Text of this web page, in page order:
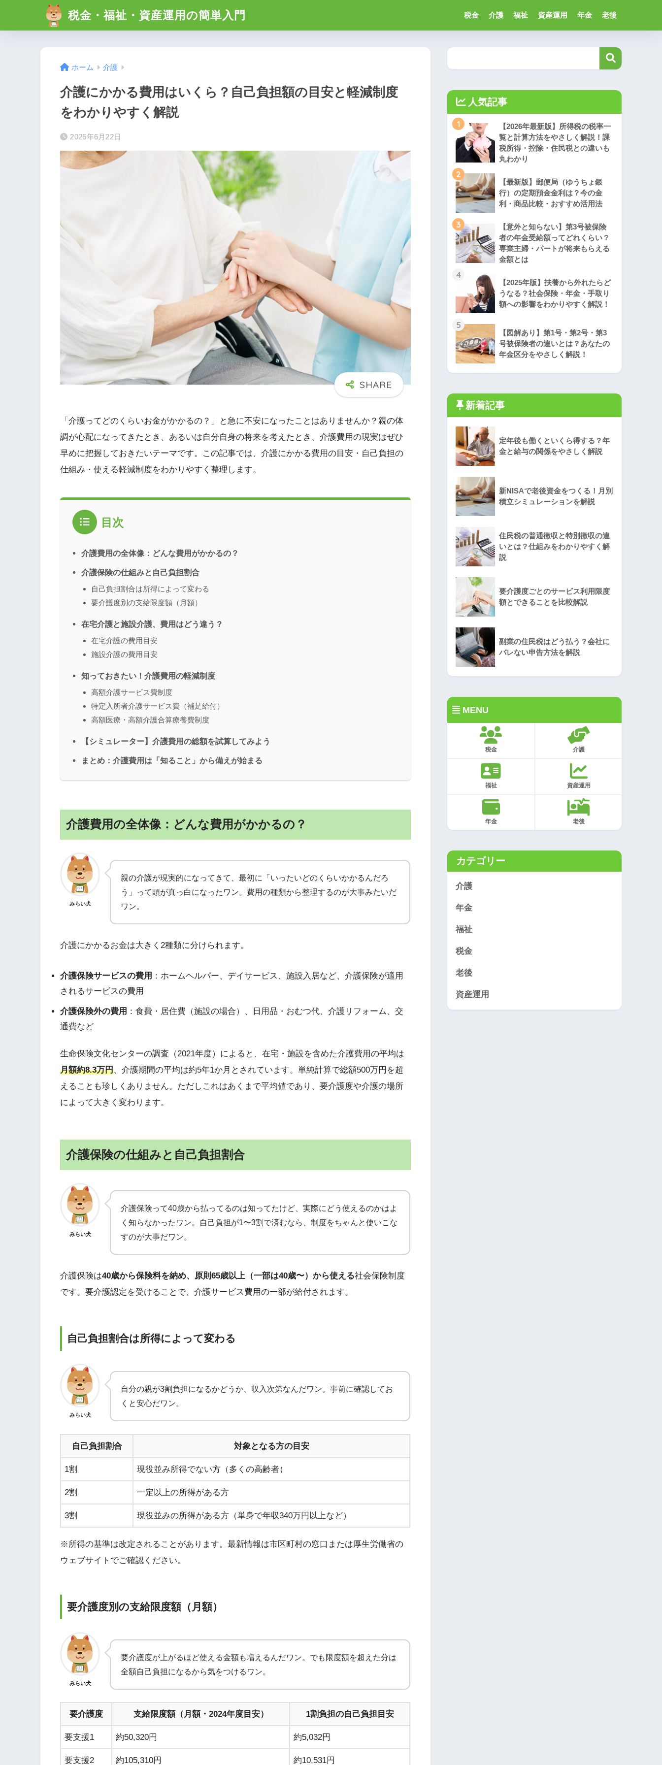
税金・福祉・資産運用の簡単入門 税金 介護 福祉 資産運用 年金 老後
ホーム 介護
介護にかかる費用はいくら？自己負担額の目安と軽減制度
をわかりやすく解説
2026年6月22日
「介護ってどのくらいお金がかかるの？」と急に不安になったことはありませんか？親の体
調が心配になってきたとき、あるいは自分自身の将来を考えたとき、介護費用の現実はぜひ
早めに把握しておきたいテーマです。この記事では、介護にかかる費用の目安・自己負担の
仕組み・使える軽減制度をわかりやすく整理します。
目次
介護費用の全体像：どんな費用がかかるの？
介護保険の仕組みと自己負担割合
自己負担割合は所得によって変わる
要介護度別の支給限度額（月額）
在宅介護と施設介護、費用はどう違う？
在宅介護の費用目安
施設介護の費用目安
知っておきたい！介護費用の軽減制度
高額介護サービス費制度
特定入所者介護サービス費（補足給付）
高額医療・高額介護合算療養費制度
【シミュレーター】介護費用の総額を試算してみよう
まとめ：介護費用は「知ること」から備えが始まる
介護費用の全体像：どんな費用がかかるの？
みらい犬
親の介護が現実的になってきて、最初に「いったいどのくらいかかるんだろ
う」って頭が真っ白になったワン。費用の種類から整理するのが大事みたいだ
ワン。
介護にかかるお金は大きく2種類に分けられます。
介護保険サービスの費用 ：ホームヘルパー、デイサービス、施設入居など、介護保険が適用
されるサービスの費用
介護保険外の費用 ：食費・居住費（施設の場合）、日用品・おむつ代、介護リフォーム、交
通費など
生命保険文化センターの調査（2021年度）によると、在宅・施設を含めた介護費用の平均は
月額約8.3万円、介護期間の平均は約5年1か月とされています。単純計算で総額500万円を超
えることも珍しくありません。ただしこれはあくまで平均値であり、要介護度や介護の場所
によって大きく変わります。
介護保険の仕組みと自己負担割合
みらい犬
介護保険って40歳から払ってるのは知ってたけど、実際にどう使えるのかはよ
く知らなかったワン。自己負担が1〜3割で済むなら、制度をちゃんと使いこな
すのが大事だワン。
介護保険は40歳から保険料を納め、原則65歳以上（一部は40歳〜）から使える社会保険制度
です。要介護認定を受けることで、介護サービス費用の一部が給付されます。
自己負担割合は所得によって変わる
みらい犬
自分の親が3割負担になるかどうか、収入次第なんだワン。事前に確認してお
くと安心だワン。
自己負担割合 対象となる方の目安
1割 現役並み所得でない方（多くの高齢者）
2割 一定以上の所得がある方
3割 現役並みの所得がある方（単身で年収340万円以上など）
※所得の基準は改定されることがあります。最新情報は市区町村の窓口または厚生労働省の
ウェブサイトでご確認ください。
要介護度別の支給限度額（月額）
みらい犬
要介護度が上がるほど使える金額も増えるんだワン。でも限度額を超えた分は
全額自己負担になるから気をつけるワン。
要介護度 支給限度額（月額・2024年度目安） 1割負担の自己負担目安
要支援1 約50,320円 約5,032円
要支援2 約105,310円 約10,531円
人気記事
1
【2026年最新版】所得税の税率一
覧と計算方法をやさしく解説！課
税所得・控除・住民税との違いも
丸わかり
2
【最新版】郵便局（ゆうちょ銀
行）の定期預金金利は？今の金
利・商品比較・おすすめ活用法
3
【意外と知らない】第3号被保険
者の年金受給額ってどれくらい？
専業主婦・パートが将来もらえる
金額とは
4
【2025年版】扶養から外れたらど
うなる？社会保険・年金・手取り
額への影響をわかりやすく解説！
5
【図解あり】第1号・第2号・第3
号被保険者の違いとは？あなたの
年金区分をやさしく解説！
新着記事
定年後も働くといくら得する？年
金と給与の関係をやさしく解説
新NISAで老後資金をつくる！月別
積立シミュレーションを解説
住民税の普通徴収と特別徴収の違
いとは？仕組みをわかりやすく解
説
要介護度ごとのサービス利用限度
額とできることを比較解説
副業の住民税はどう払う？会社に
バレない申告方法を解説
MENU
税金 介護
福祉 資産運用
年金 老後
カテゴリー
介護
年金
福祉
税金
老後
資産運用